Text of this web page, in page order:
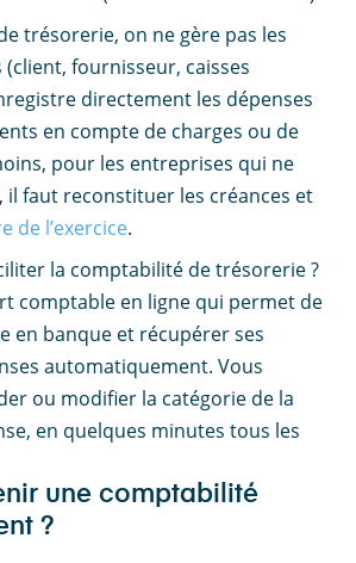
trésorerie, on ne gère pas les
fournisseur, caisses
directement les dépenses
en compte de charges ou de
pour les entreprises qui ne
il faut reconstituer les créances et
de l’exercice.
la comptabilité de trésorerie ?
comptable en ligne qui permet de
en banque et récupérer ses
automatiquement. Vous
ou modifier la catégorie de la
en quelques minutes tous les
une comptabilité
?